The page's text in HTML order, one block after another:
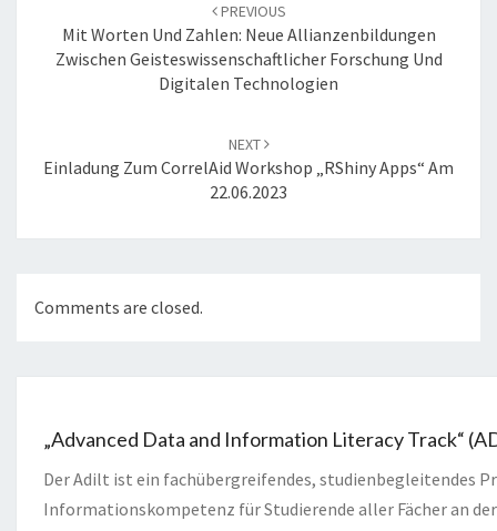
PREVIOUS
Mit Worten Und Zahlen: Neue Allianzenbildungen
Zwischen Geisteswissenschaftlicher Forschung Und
Digitalen Technologien
NEXT
Einladung Zum CorrelAid Workshop „RShiny Apps“ Am
22.06.2023
Comments are closed.
„Advanced Data and Information Literacy Track“
Der Adilt ist ein fachübergreifendes, studienbegleitendes
Informationskompetenz für Studierende aller Fächer an